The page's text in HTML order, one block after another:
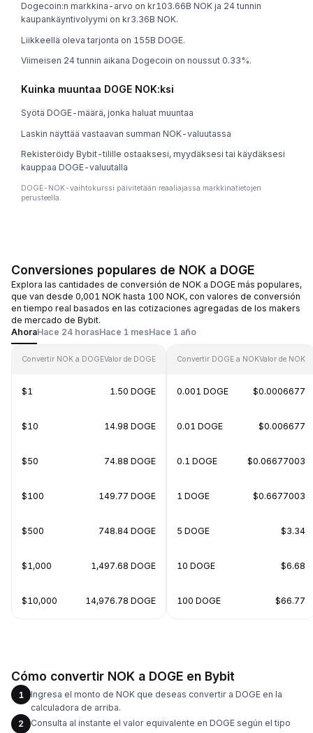
Dogecoin:n markkina-arvo on kr103.66B NOK ja 24 tunnin
kaupankäyntivolyymi on kr3.36B NOK.
Liikkeellä oleva tarjonta on 155B DOGE.
Viimeisen 24 tunnin aikana Dogecoin on noussut 0.33%.
Kuinka muuntaa DOGE NOK:ksi
Syötä DOGE-määrä, jonka haluat muuntaa
Laskin näyttää vastaavan summan NOK-valuutassa
Rekisteröidy Bybit-tilille ostaaksesi, myydäksesi tai käydäksesi
kauppaa DOGE-valuutalla
DOGE-NOK-vaihtokurssi päivitetään reaaliajassa markkinatietojen
perusteella.
Conversiones populares de NOK a DOGE
Explora las cantidades de conversión de NOK a DOGE más populares,
que van desde 0,001 NOK hasta 100 NOK, con valores de conversión
en tiempo real basados en las cotizaciones agregadas de los makers
de mercado de Bybit.
AhoraHace 24 horasHace 1 mesHace 1 año
Convertir NOK a DOGEValor de DOGE
$1 1.50 DOGE
$10 14.98 DOGE
$50 74.88 DOGE
$100 149.77 DOGE
$500 748.84 DOGE
$1,000 1,497.68 DOGE
$10,000 14,976.78 DOGE
Convertir DOGE a NOKValor de NOK
0.001 DOGE $0.0006677
0.01 DOGE $0.006677
0.1 DOGE $0.06677003
1 DOGE $0.6677003
5 DOGE $3.34
10 DOGE $6.68
100 DOGE $66.77
Cómo convertir NOK a DOGE en Bybit
1
Ingresa el monto de NOK que deseas convertir a DOGE en la
calculadora de arriba.
2
Consulta al instante el valor equivalente en DOGE según el tipo